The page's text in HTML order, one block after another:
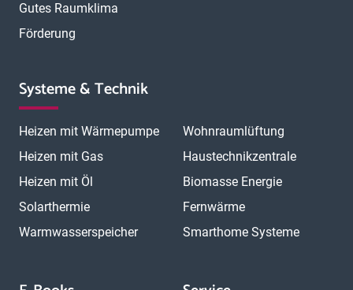
Gutes Raumklima
Förderung
Systeme & Technik
Heizen mit Wärmepumpe
Heizen mit Gas
Heizen mit Öl
Solarthermie
Warmwasserspeicher
Wohnraumlüftung
Haustechnikzentrale
Biomasse Energie
Fernwärme
Smarthome Systeme